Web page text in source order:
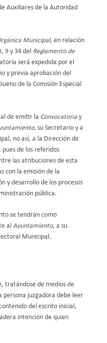
Auxiliares de la Autoridad
Municipal, en relación
9 y 34 del Reglamento de
será expedida por el
y previa aprobación del
de la Comisión Especial
de emitir la Convocatoria y
su Secretario y a
no así, a la Dirección de
de los referidos
las atribuciones de esta
con la emisión de la
y desarrollo de los procesos
pública.
se tendrán como
al Ayuntamiento, a su
Municipal.
tratándose de medios de
juzgadora debe leer
del escrito inicial,
intención de quien